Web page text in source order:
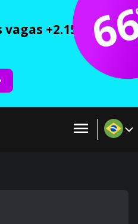
+2.150 cursos